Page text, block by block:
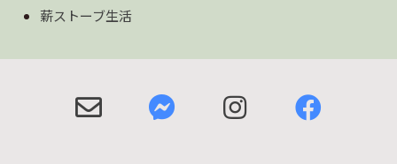
薪ストーブ生活